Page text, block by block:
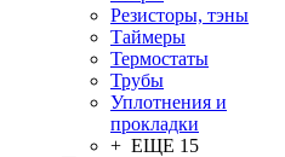
Резисторы, тэны
Таймеры
Термостаты
Трубы
Уплотнения и
прокладки
+ ЕЩЕ 15